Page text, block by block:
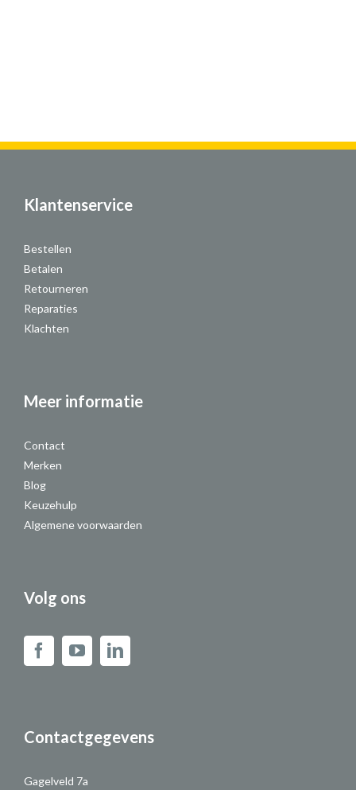
Klantenservice
Bestellen
Betalen
Retourneren
Reparaties
Klachten
Meer informatie
Contact
Merken
Blog
Keuzehulp
Algemene voorwaarden
Volg ons
Contactgegevens
Gagelveld 7a